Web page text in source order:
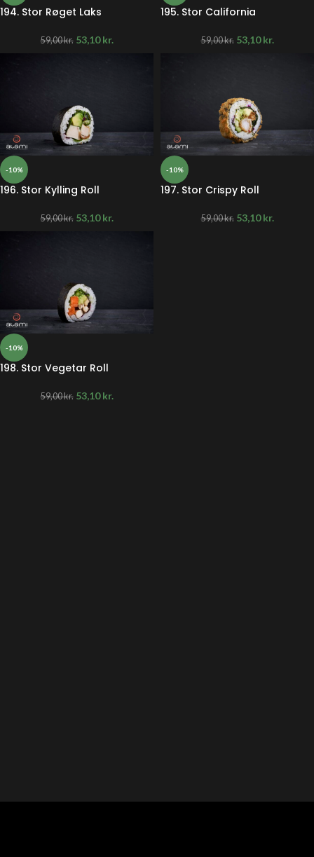
194. Stor Røget Laks
59,00kr. 53,10kr.
195. Stor California
59,00kr. 53,10kr.
-10%
196. Stor Kylling Roll
59,00kr. 53,10kr.
-10%
197. Stor Crispy Roll
59,00kr. 53,10kr.
-10%
198. Stor Vegetar Roll
59,00kr. 53,10kr.